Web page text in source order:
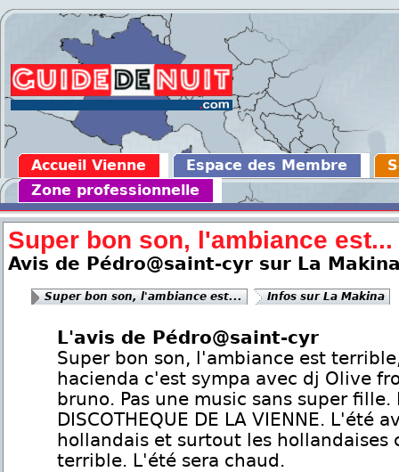
Accueil Vienne Espace des Membre
Zone professionnelle
Super bon son, l'ambiance est...
Avis de Pédro@saint-cyr sur La
Super bon son, l'ambiance est... Infos sur La Makina
L'avis de Pédro@saint-cyr
Super bon son, l'ambiance est
hacienda c'est sympa avec dj Olive
bruno. Pas une music sans super fille.
DISCOTHEQUE DE LA VIENNE. L'été
hollandais et surtout les hollandaises
terrible. L'été sera chaud.